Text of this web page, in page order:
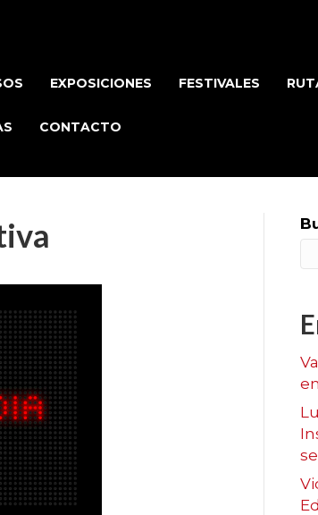
EXPOSICIONES FESTIVALES
CONTACTO